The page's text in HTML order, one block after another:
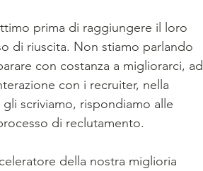
prima di raggiungere il loro
di riuscita. Non stiamo parlando
con costanza a migliorarci, ad
con i recruiter, nella
scriviamo, rispondiamo alle
di reclutamento.
della nostra miglioria